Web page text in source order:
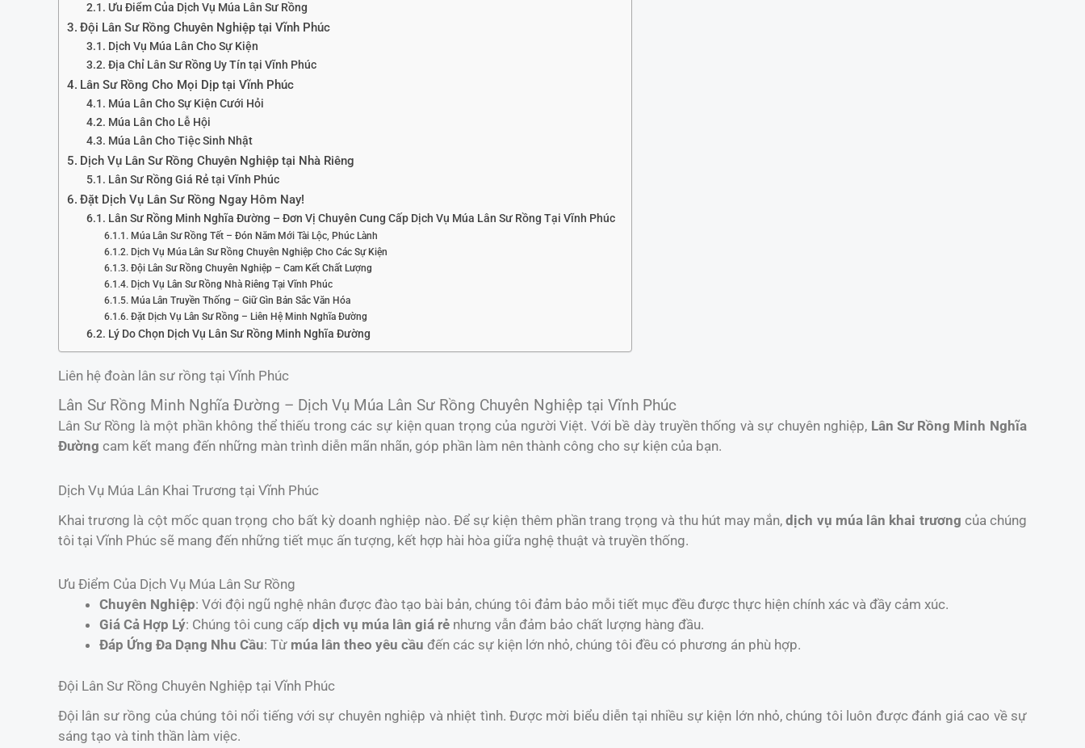
Ưu Điểm Của Dịch Vụ Múa Lân Sư Rồng
Đội Lân Sư Rồng Chuyên Nghiệp tại Vĩnh Phúc
Dịch Vụ Múa Lân Cho Sự Kiện
Địa Chỉ Lân Sư Rồng Uy Tín tại Vĩnh Phúc
Lân Sư Rồng Cho Mọi Dịp tại Vĩnh Phúc
Múa Lân Cho Sự Kiện Cưới Hỏi
Múa Lân Cho Lễ Hội
Múa Lân Cho Tiệc Sinh Nhật
Dịch Vụ Lân Sư Rồng Chuyên Nghiệp tại Nhà Riêng
Lân Sư Rồng Giá Rẻ tại Vĩnh Phúc
Đặt Dịch Vụ Lân Sư Rồng Ngay Hôm Nay!
Lân Sư Rồng Minh Nghĩa Đường – Đơn Vị Chuyên Cung Cấp Dịch Vụ Múa Lân Sư Rồng Tại Vĩnh Phúc
Múa Lân Sư Rồng Tết – Đón Năm Mới Tài Lộc, Phúc Lành
Dịch Vụ Múa Lân Sư Rồng Chuyên Nghiệp Cho Các Sự Kiện
Đội Lân Sư Rồng Chuyên Nghiệp – Cam Kết Chất Lượng
Dịch Vụ Lân Sư Rồng Nhà Riêng Tại Vĩnh Phúc
Múa Lân Truyền Thống – Giữ Gìn Bản Sắc Văn Hóa
Đặt Dịch Vụ Lân Sư Rồng – Liên Hệ Minh Nghĩa Đường
Lý Do Chọn Dịch Vụ Lân Sư Rồng Minh Nghĩa Đường
Liên hệ đoàn lân sư rồng tại Vĩnh Phúc
Lân Sư Rồng Minh Nghĩa Đường – Dịch Vụ Múa Lân Sư Rồng Chuyên Nghiệp tại Vĩnh Phúc
Lân Sư Rồng là một phần không thể thiếu trong các sự kiện quan trọng của người Việt. Với bề dày truyền thống và sự chuyên nghiệp, Lân Sư Rồng Minh Nghĩa
Đường cam kết mang đến những màn trình diễn mãn nhãn, góp phần làm nên thành công cho sự kiện của bạn.
Dịch Vụ Múa Lân Khai Trương tại Vĩnh Phúc
Khai trương là cột mốc quan trọng cho bất kỳ doanh nghiệp nào. Để sự kiện thêm phần trang trọng và thu hút may mắn,dịch vụ múa lân khai trương của chúng
tôi tại Vĩnh Phúc sẽ mang đến những tiết mục ấn tượng, kết hợp hài hòa giữa nghệ thuật và truyền thống.
Ưu Điểm Của Dịch Vụ Múa Lân Sư Rồng
Chuyên Nghiệp: Với đội ngũ nghệ nhân được đào tạo bài bản, chúng tôi đảm bảo mỗi tiết mục đều được thực hiện chính xác và đầy cảm xúc.
Giá Cả Hợp Lý: Chúng tôi cung cấp dịch vụ múa lân giá rẻ nhưng vẫn đảm bảo chất lượng hàng đầu.
Đáp Ứng Đa Dạng Nhu Cầu: Từ múa lân theo yêu cầu đến các sự kiện lớn nhỏ, chúng tôi đều có phương án phù hợp.
Đội Lân Sư Rồng Chuyên Nghiệp tại Vĩnh Phúc
Đội lân sư rồng của chúng tôi nổi tiếng với sự chuyên nghiệp và nhiệt tình. Được mời biểu diễn tại nhiều sự kiện lớn nhỏ, chúng tôi luôn được đánh giá cao về sự
sáng tạo và tinh thần làm việc.